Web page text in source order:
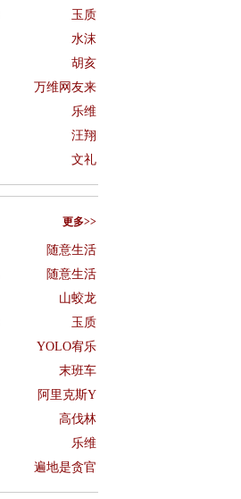
玉质
水沫
胡亥
万维网友来
乐维
汪翔
文礼
更多>>
随意生活
随意生活
山蛟龙
玉质
YOLO宥乐
末班车
阿里克斯Y
高伐林
乐维
遍地是贪官